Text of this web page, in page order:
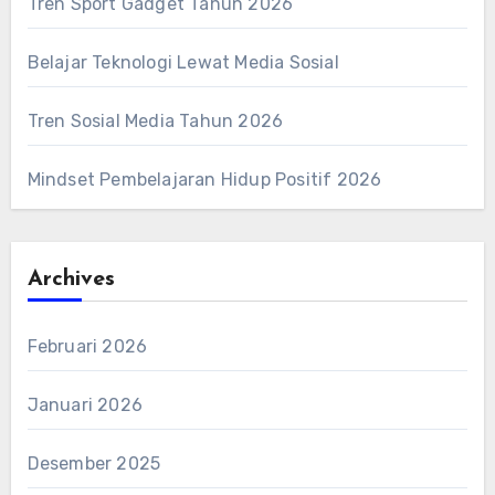
Belajar Teknologi Lewat Media Sosial
Tren Sosial Media Tahun 2026
Mindset Pembelajaran Hidup Positif 2026
Archives
Februari 2026
Januari 2026
Desember 2025